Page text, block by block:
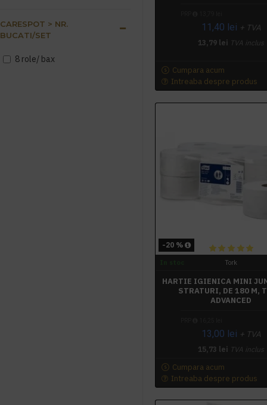
CARESPOT > NR.
BUCATI/SET
8 role/ bax
11,40 lei + TVA
13,79 lei TVA inclus
Cumpara acum
Intreaba despre produs
-20 %
Tork
HARTIE IGIENICA MINI
STRATURI, DE 180 M,
ADVANCED
13,00 lei + TVA
15,73 lei TVA inclus
Cumpara acum
Intreaba despre produs